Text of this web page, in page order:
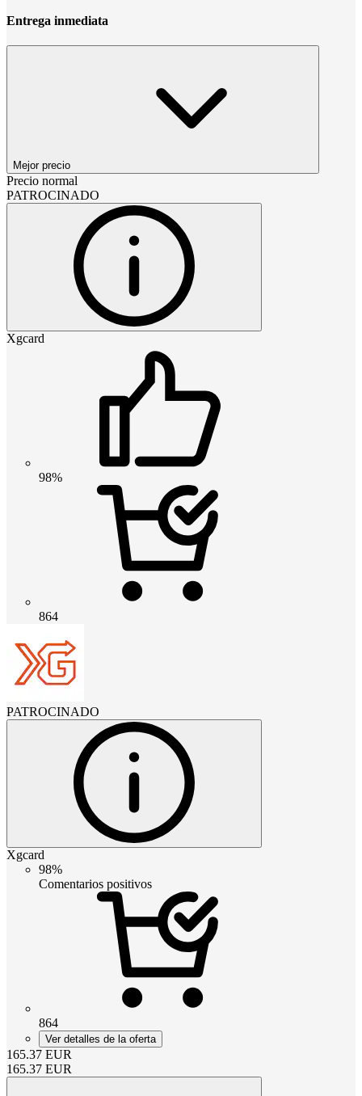
Entrega inmediata
Mejor precio
Precio normal
PATROCINADO
Xgcard
98%
864
PATROCINADO
Xgcard
98%
Comentarios positivos
864
Ver detalles de la oferta
165.37 EUR
165.37 EUR